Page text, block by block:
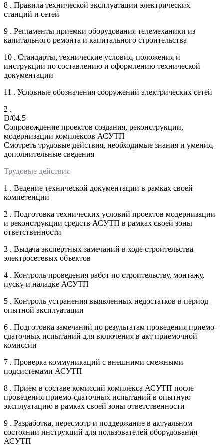
8 . Правила технической эксплуатации электрических
станций и сетей
9 . Регламенты приемки оборудования телемеханики из
капитального ремонта и капитального строительства
10 . Стандарты, технические условия, положения и
инструкции по составлению и оформлению технической
документации
11 . Условные обозначения сооружений электрических сетей
2 .
D/04.5
Сопровождение проектов создания, реконструкции,
модернизации комплексов АСУТП
Смотреть трудовые действия, необходимые знания и умения,
дополнительные сведения
Трудовые действия
1 . Ведение технической документации в рамках своей
компетенции
2 . Подготовка технических условий проектов модернизации
и реконструкции средств АСУТП в рамках своей зоны
ответственности
3 . Выдача экспертных замечаний в ходе строительства
электросетевых объектов
4 . Контроль проведения работ по строительству, монтажу,
пуску и наладке АСУТП
5 . Контроль устранения выявленных недостатков в период
опытной эксплуатации
6 . Подготовка замечаний по результатам проведения приемо-
сдаточных испытаний для включения в акт приемочной
комиссии
7 . Проверка коммуникаций с внешними смежными
подсистемами АСУТП
8 . Прием в составе комиссий комплекса АСУТП после
проведения приемо-сдаточных испытаний в опытную
эксплуатацию в рамках своей зоны ответственности
9 . Разработка, пересмотр и поддержание в актуальном
состоянии инструкций для пользователей оборудования
АСУТП